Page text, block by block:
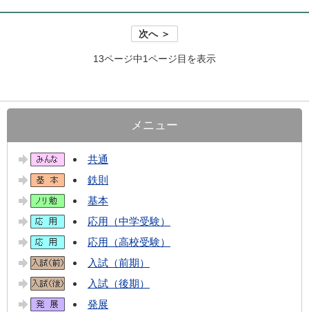
次へ ＞
13ページ中1ページ目を表示
メニュー
共通
鉄則
基本
応用（中学受験）
応用（高校受験）
入試（前期）
入試（後期）
発展